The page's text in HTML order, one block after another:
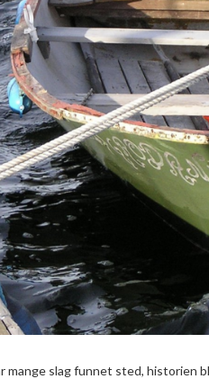
mange slag funnet sted, historien